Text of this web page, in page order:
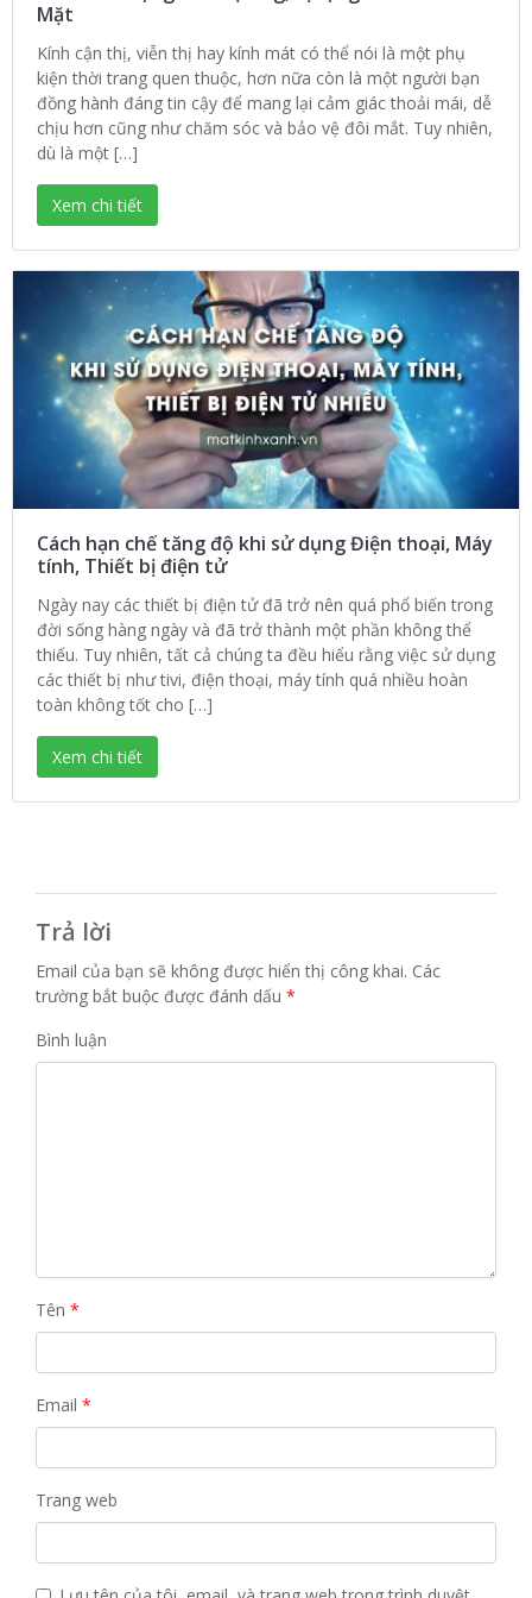
Mặt
Kính cận thị, viễn thị hay kính mát có thể nói là một phụ
kiện thời trang quen thuộc, hơn nữa còn là một người bạn
đồng hành đáng tin cậy để mang lại cảm giác thoải mái, dễ
chịu hơn cũng như chăm sóc và bảo vệ đôi mắt. Tuy nhiên,
dù là một […]
Xem chi tiết
Cách hạn chế tăng độ khi sử dụng Điện thoại, Máy
tính, Thiết bị điện tử
Ngày nay các thiết bị điện tử đã trở nên quá phổ biến trong
đời sống hàng ngày và đã trở thành một phần không thể
thiếu. Tuy nhiên, tất cả chúng ta đều hiểu rằng việc sử dụng
các thiết bị như tivi, điện thoại, máy tính quá nhiều hoàn
toàn không tốt cho […]
Xem chi tiết
Trả lời
Email của bạn sẽ không được hiển thị công khai. Các
trường bắt buộc được đánh dấu *
Bình luận
Tên *
Email *
Trang web